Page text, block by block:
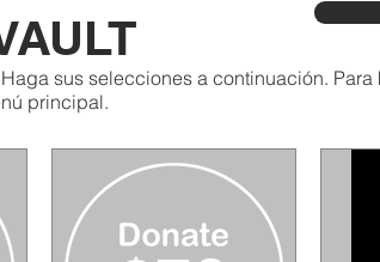
sus selecciones a continuación.
principal.